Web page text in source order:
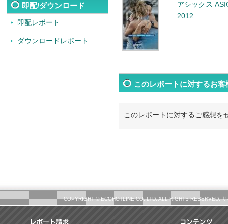
即配/ダウンロード
即配レポート
ダウンロードレポート
アシックス
2012
このレポートに対するお客
このレポートに対するご感想を
COPYRIGHT © ECOHOTLINE CO.,LTD. ALL RIGHTS RESERVED.